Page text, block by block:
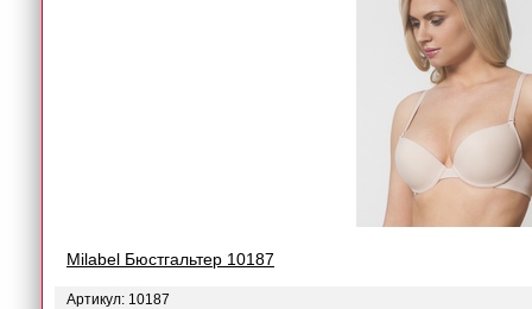
Milabel Бюстгальтер 10187
Артикул: 10187